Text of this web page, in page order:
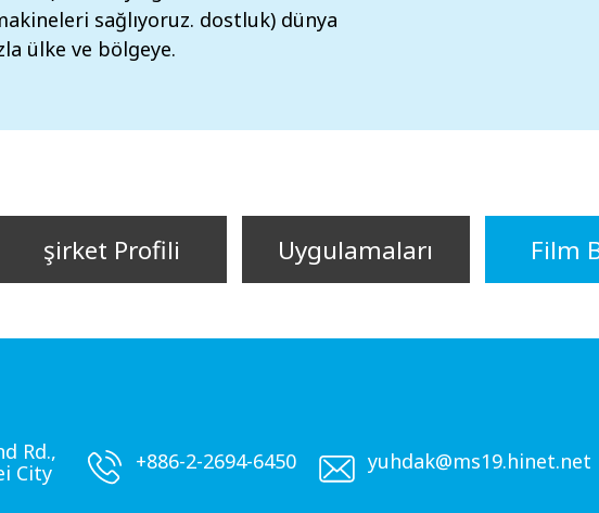
sağlıyoruz. dostluk) dünya
ülke ve bölgeye.
şirket Profili Uygulamaları Film
Rd.,
City
+886-2-2694-6450 yuhdak@ms19.hinet.net